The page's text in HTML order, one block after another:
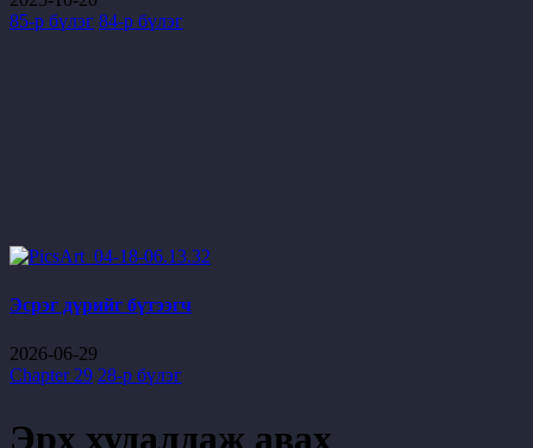
85-р бүлэг 84-р бүлэг
Эсрэг дүрийг бүтээгч
2026-06-29
Chapter 29 28-р бүлэг
Эрх худалдаж авах